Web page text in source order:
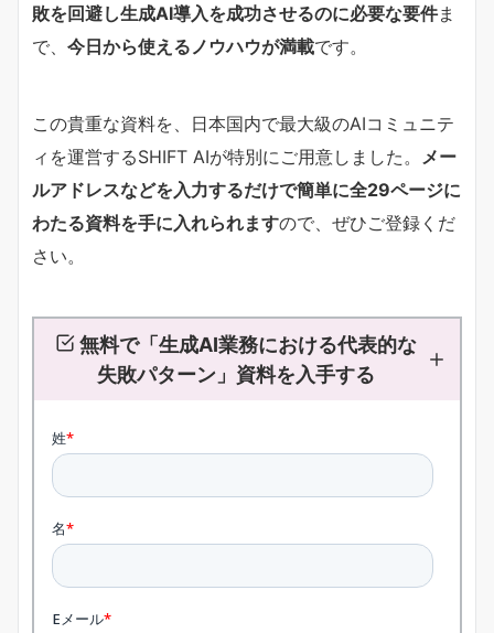
敗を回避し生成AI導入を成功させるのに必要な要件ま
で、 今日から使えるノウハウが満載です。
この貴重な資料を、日本国内で最大級のAIコミュニテ
ィを運営するSHIFT AIが特別にご用意しました。
メー
ルアドレスなどを入力するだけで簡単に全29ページに
わたる資料を手に入れられますので、ぜひご登録くだ
さい。
無料で「生成AI業務における代表的な
失敗パターン」資料を入手する